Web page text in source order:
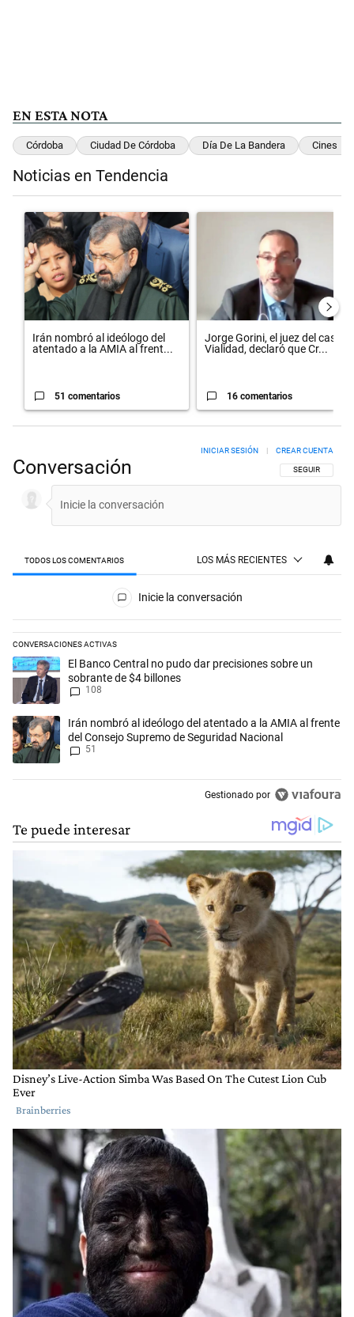
EN ESTA NOTA
Córdoba Ciudad De Córdoba Día De La Bandera Cines
Noticias en Tendencia
Este listado muestra los artículos con más comentarios en los
Un artículo de tendencia con el título "Irán nombró al ideólogo del
Irán nombró al ideólogo del
atentado a la AMIA al frent...
51 comentarios
Un artículo de tendencia con el
Jorge Gorini, el juez del caso
Vialidad, declaró que Cr...
16 comentarios
Conversación SIGA ESTA
SEGUIR
INICIAR SESIÓN | CREAR CUENTA
TODOS LOS COMENTARIOS LOS MÁS RECIENTES
Inicie la conversación
CONVERSACIONES ACTIVAS
Este listado muestra los artículos con más comentarios en los
Un artículo de tendencia con el título "El Banco Central no pudo dar
El Banco Central no pudo dar precisiones sobre un
sobrante de $4 billones
108
Un artículo de tendencia con el título "Irán nombró al ideólogo del
Irán nombró al ideólogo del atentado a la AMIA al frente
del Consejo Supremo de Seguridad Nacional
51
Gestionado por